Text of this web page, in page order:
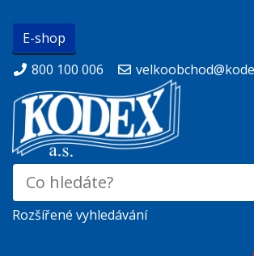
E-shop
800 100 006
Rozšířené vyhledávání